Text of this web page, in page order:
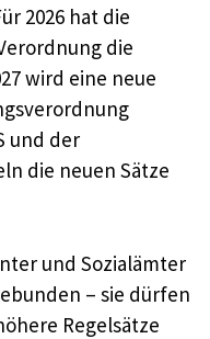
2026 hat die
die
wird eine neue
und der
die neuen Sätze
und Sozialämter
– sie dürfen
Regelsätze